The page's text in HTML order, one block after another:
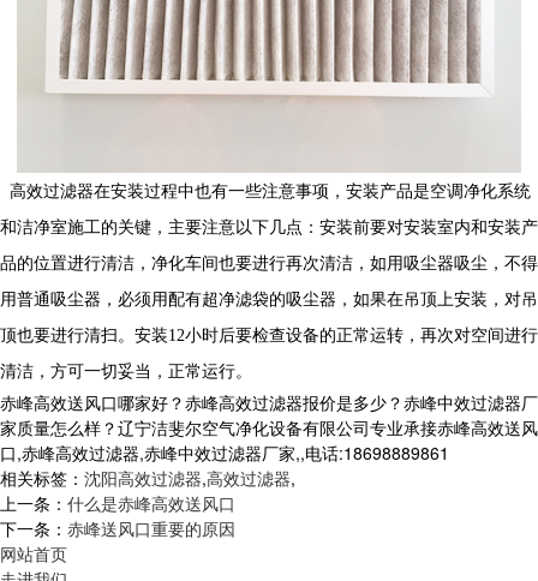
高效过滤器在安装过程中也有一些注意事项，安装产品是空调净化系统
和洁净室施工的关键，主要注意以下几点：安装前要对安装室内和安装产
品的位置进行清洁，净化车间也要进行再次清洁， 如用吸尘器吸尘，不得
用普通吸尘器，必须用配有超净滤袋的吸尘器 ， 如果在吊顶上安装，对吊
顶也要进行清扫。安装12小时后要检查设备的正常运转，再次对空间进行
清洁，方可一切妥当，正常运行。
赤峰高效送风口哪家好？赤峰高效过滤器报价是多少？赤峰中效过滤器厂
家质量怎么样？辽宁洁斐尔空气净化设备有限公司专业承接赤峰高效送风
口,赤峰高效过滤器,赤峰中效过滤器厂家,,电话:18698889861
相关标签： 沈阳高效过滤器,高效过滤器,
上一条： 什么是赤峰高效送风口
下一条： 赤峰送风口重要的原因
网站首页